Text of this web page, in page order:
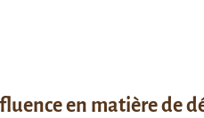
en matière de